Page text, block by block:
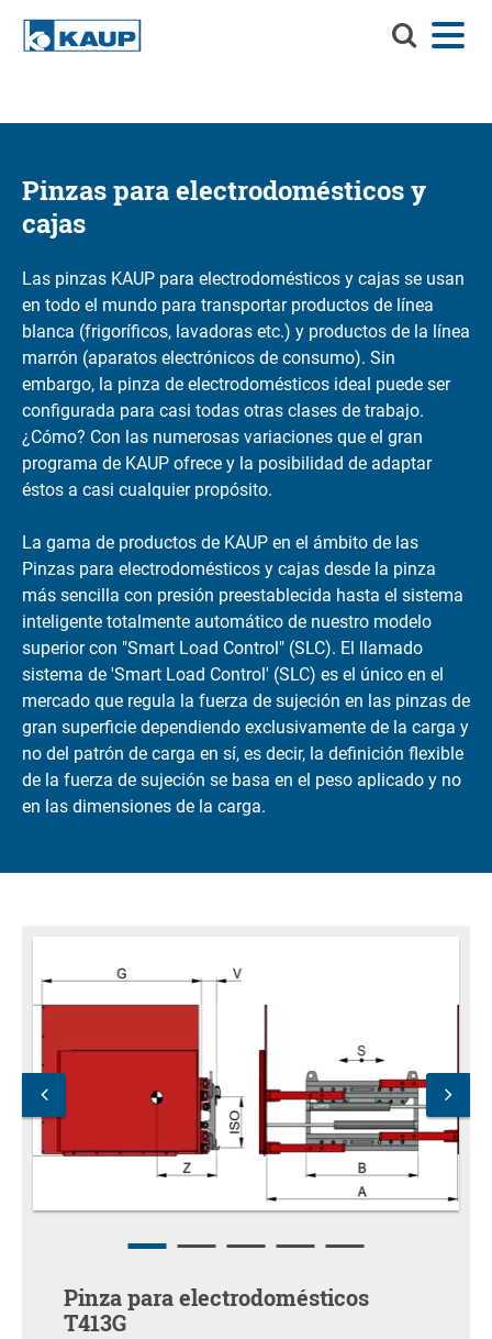
Buscar
Buscar
Menú
Implementos
Servicios
Centro de información
Compañía
Carrera profesional en KAUP
Buscador de productos
Capacidad residual
Pinzas para electrodomésticos y
cajas
Las pinzas KAUP para electrodomésticos y cajas se usan
en todo el mundo para transportar productos de línea
blanca (frigoríficos, lavadoras etc.) y productos de la línea
marrón (aparatos electrónicos de consumo). Sin
embargo, la pinza de electrodomésticos ideal puede ser
configurada para casi todas otras clases de trabajo.
¿Cómo? Con las numerosas variaciones que el gran
programa de KAUP ofrece y la posibilidad de adaptar
éstos a casi cualquier propósito.
La gama de productos de KAUP en el ámbito de las
Pinzas para electrodomésticos y cajas desde la pinza
más sencilla con presión preestablecida hasta el sistema
inteligente totalmente automático de nuestro modelo
superior con "Smart Load Control" (SLC). El llamado
sistema de 'Smart Load Control' (SLC) es el único en el
mercado que regula la fuerza de sujeción en las pinzas de
gran superficie dependiendo exclusivamente de la carga y
no del patrón de carga en sí, es decir, la definición flexible
de la fuerza de sujeción se basa en el peso aplicado y no
en las dimensiones de la carga.
Pinza para electrodomésticos
T413G